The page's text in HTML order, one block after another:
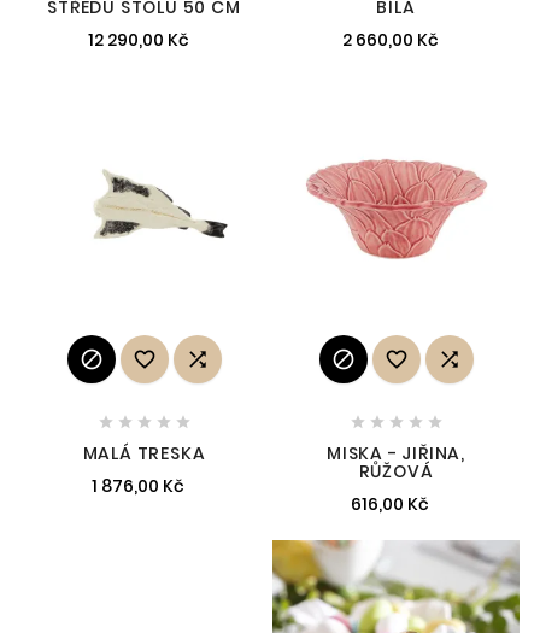
STŘEDU STOLU 50 CM
12 290,00 Kč
BÍLÁ
2 660,00 Kč
  
    
MALÁ TRESKA
1 876,00 Kč
  
    
MISKA - JIŘINA,
RŮŽOVÁ
616,00 Kč